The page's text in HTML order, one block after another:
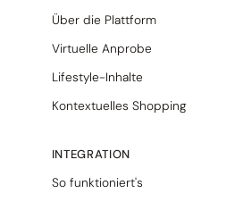
Über die Plattform
Virtuelle Anprobe
Lifestyle-Inhalte
Kontextuelles Shopping
INTEGRATION
So funktioniert's